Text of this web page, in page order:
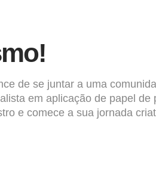
de se juntar a uma
em aplicação de papel
e comece a sua jornada